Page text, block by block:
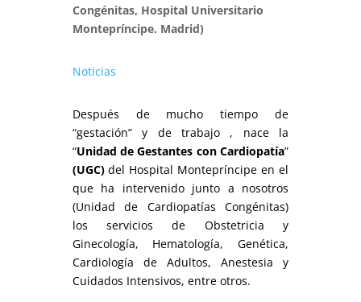
Congénitas, Hospital Universitario
Montepríncipe. Madrid)
Noticias
Después de mucho tiempo de
“gestación” y de trabajo , nace la
“Unidad de Gestantes con Cardiopatía”
(UGC)del Hospital Montepríncipe en el
que ha intervenido junto a nosotros
(Unidad de Cardiopatías Congénitas)
los servicios de Obstetricia y
Ginecología, Hematología, Genética,
Cardiología de Adultos, Anestesia y
Cuidados Intensivos, entre otros.